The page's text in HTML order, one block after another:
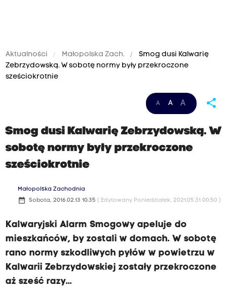
Aktualności Małopolska Zach.
Smog dusi Kalwarię
Zebrzydowską. W sobotę normy były przekroczone
sześciokrotnie
A A A share
Smog dusi Kalwarię Zebrzydowską. W
sobotę normy były przekroczone
sześciokrotnie
Małopolska Zachodnia
date_range Sobota, 2016.02.13 10:35 ( Edytowany Poniedziałek, 2021.05.31 00:50 )
Kalwaryjski Alarm Smogowy apeluje do
mieszkańców, by zostali w domach. W sobotę
rano normy szkodliwych pyłów w powietrzu w
Kalwarii Zebrzydowskiej zostały przekroczone
aż sześć razy...